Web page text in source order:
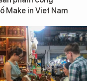
Make in Viet Nam